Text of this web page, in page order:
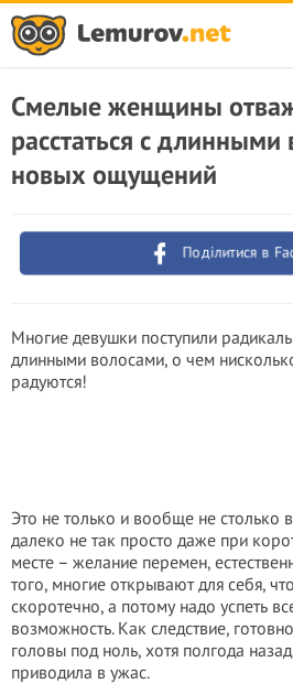
Смелые женщины
расстаться с
новых ощущений
Поділитися в
Многие девушки поступили
длинными волосами, о чем
радуются!
Это не только и вообще не столько
далеко не так просто даже при
месте – желание перемен,
того, многие открывают для себя,
скоротечно, а потому надо успеть
возможность. Как следствие,
головы под ноль, хотя полгода
приводила в ужас.